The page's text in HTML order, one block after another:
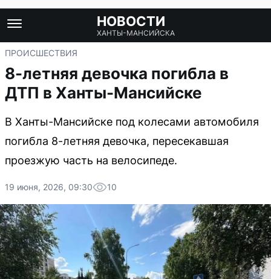
НОВОСТИ
ХАНТЫ-МАНСИЙСКА
ПРОИСШЕСТВИЯ
8-летняя девочка погибла в
ДТП в Ханты-Мансийске
В Ханты-Мансийске под колесами автомобиля
погибла 8-летняя девочка, пересекавшая
проезжую часть на велосипеде.
19 июня, 2026, 09:30 10